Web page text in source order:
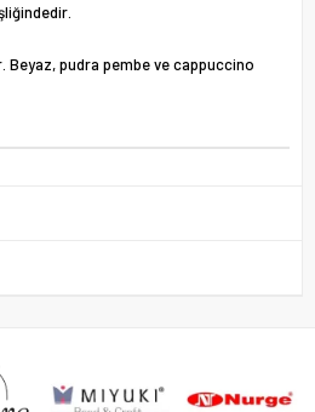
Beyaz, pudra pembe ve cappuccino